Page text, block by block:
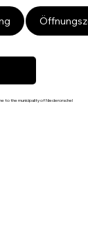
to the municipality of Niederorschel